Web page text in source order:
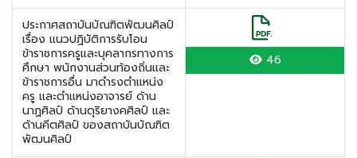
ประกาศสถาบันบัณฑิตพัฒนศิลป์
เรื่อง แนวปฏิบัติการรับโอน
ข้าราชการครูและบุคลากรทางการ
ศึกษา พนักงานส่วนท้องถิ่นและ
ข้าราชการอื่น มาดำรงตำแหน่ง
ครู และตำแหน่งอาจารย์ ด้าน
นาฏศิลป์ ด้านดุริยางคศิลป์ และ
ด้านคีตศิลป์ ของสถาบันบัณฑิต
พัฒนศิลป์
46